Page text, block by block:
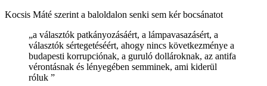
Kocsis Máté szerint a baloldalon senki sem kér bocsánatot
„a választók patkányozásáért, a lámpavasazásért, a
választók sértegetéséért, ahogy nincs következménye a
budapesti korrupciónak, a guruló dollároknak, az antifa
vérontásnak és lényegében semminek, ami kiderül
róluk ”